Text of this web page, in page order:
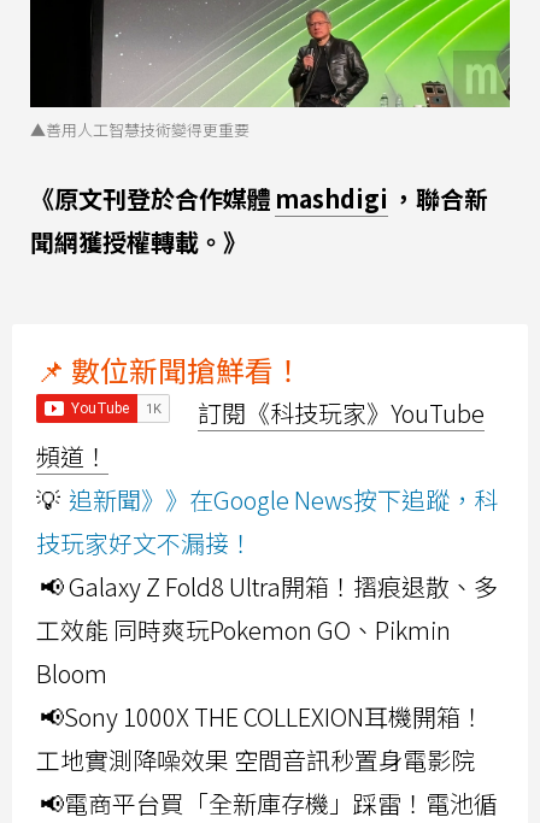
▲善用人工智慧技術變得更重要
《原文刊登於合作媒體 mashdigi ，聯合新
聞網獲授權轉載。》
📌 數位新聞搶鮮看！
訂閱《科技玩家》YouTube
頻道！
💡 追新聞》》在Google News按下追蹤，科
技玩家好文不漏接！
📢 Galaxy Z Fold8 Ultra開箱！摺痕退散、多
工效能 同時爽玩Pokemon GO、Pikmin
Bloom
📢Sony 1000X THE COLLEXION耳機開箱！
工地實測降噪效果 空間音訊秒置身電影院
📢電商平台買「全新庫存機」踩雷！電池循